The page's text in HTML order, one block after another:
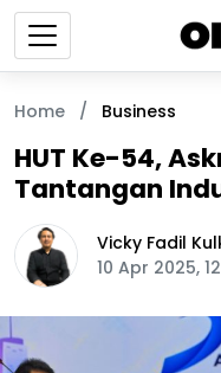
Home / Business
HUT Ke-54,
Tantangan
Vicky Fadil
10 Apr 2025,